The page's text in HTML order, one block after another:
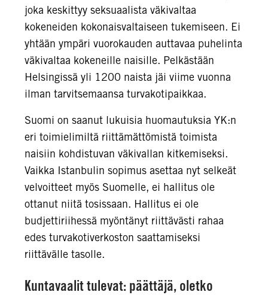
joka keskittyy seksuaalista väkivaltaa
kokeneiden kokonaisvaltaiseen tukemiseen. Ei
yhtään ympäri vuorokauden auttavaa puhelinta
väkivaltaa kokeneille naisille. Pelkästään
Helsingissä yli 1200 naista jäi viime vuonna
ilman tarvitsemaansa turvakotipaikkaa.
Suomi on saanut lukuisia huomautuksia YK:n
eri toimielimiltä riittämättömistä toimista
naisiin kohdistuvan väkivallan kitkemiseksi.
Vaikka Istanbulin sopimus asettaa nyt selkeät
velvoitteet myös Suomelle, ei hallitus ole
ottanut niitä tosissaan. Hallitus ei ole
budjettiriihessä myöntänyt riittävästi rahaa
edes turvakotiverkoston saattamiseksi
riittävälle tasolle.
Kuntavaalit tulevat: päättäjä, oletko